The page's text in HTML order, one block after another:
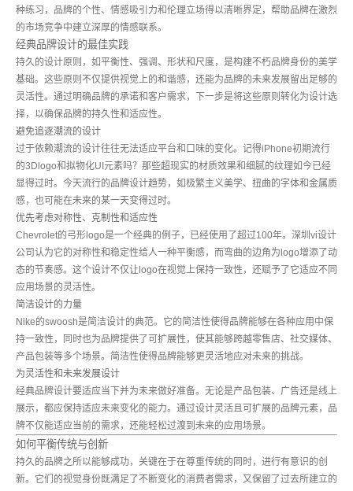
种练习，品牌的个性、情感吸引力和伦理立场得以清晰界定，帮助品牌在激烈
的市场竞争中建立深厚的情感联系。
经典品牌设计的最佳实践
持久的设计原则，如平衡性、强调、形状和尺度，是构建不朽品牌身份的美学
基础。这些原则不仅提供视觉上的和谐感，还能为品牌的未来发展留出足够的
灵活性。通过明确品牌的承诺和客户需求，下一步是将这些原则转化为设计选
择，以确保品牌的持久性和适应性。
避免追逐潮流的设计
过于依赖潮流的设计往往无法适应平台和口味的变化。记得iPhone初期流行
的3Dlogo和拟物化UI元素吗？那些超现实的材质效果和细腻的纹理如今已经
显得过时。今天流行的品牌设计趋势，如极繁主义美学、扭曲的字体和金属质
感，也可能在未来的某一天变得过时。
优先考虑对称性、克制性和适应性
Chevrolet的弓形logo是一个经典的例子，已经使用了超过100年。深圳vi设计
公司认为它的对称性和稳定性给人一种平衡感，而弯曲的边角为logo增添了动
态的节奏感。这个设计不仅让logo在视觉上保持一致性，还赋予了它适应不同
应用场景的灵活性。
简洁设计的力量
Nike的swoosh是简洁设计的典范。它的简洁性使得品牌能够在各种应用中保
持一致性，同时也为品牌提供了可扩展性，使其能够跨越零售店、社交媒体、
产品包装等多个场景。简洁性使得品牌能够更灵活地应对未来的挑战。
为灵活性和未来发展设计
经典品牌设计要适应当下并为未来做好准备。无论是产品包装、广告还是线上
展示，都应保持适应未来变化的能力。通过设计灵活且可扩展的品牌元素，品
牌不仅能适应当前的需求，还能轻松过渡到未来的应用场景。
如何平衡传统与创新
持久的品牌之所以能够成功，关键在于在尊重传统的同时，进行有意识的创
新。它们的视觉身份既满足了不断变化的消费者需求，又保留了过去所建立的